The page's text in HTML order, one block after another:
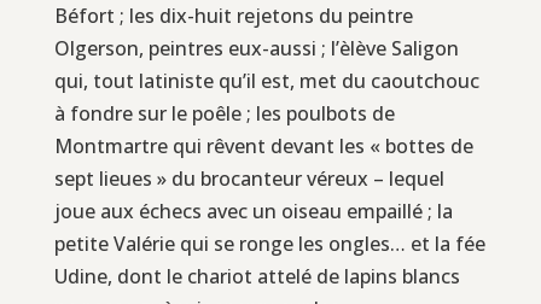
Béfort ; les dix-huit rejetons du peintre
Olgerson, peintres eux-aussi ; l’èlève Saligon
qui, tout latiniste qu’il est, met du caoutchouc
à fondre sur le poêle ; les poulbots de
Montmartre qui rêvent devant les « bottes de
sept lieues » du brocanteur véreux – lequel
joue aux échecs avec un oiseau empaillé ; la
petite Valérie qui se ronge les ongles… et la fée
Udine, dont le chariot attelé de lapins blancs